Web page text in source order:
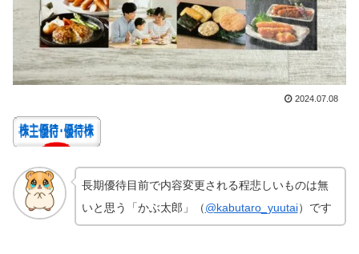
2024.07.08
長期優待目前で内容変更される程悲しいものは無
いと思う「かぶ太郎」（@kabutaro_yuutai）です